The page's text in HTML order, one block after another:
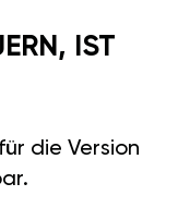
IST
die Version